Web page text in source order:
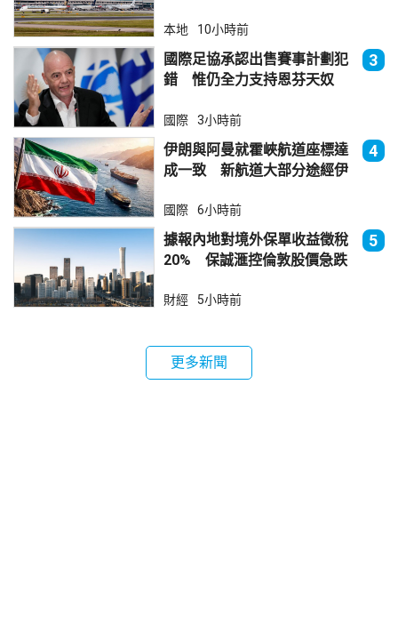
本地 10小時前
國際足協承認出售賽事計劃犯
錯 惟仍全力支持恩芬天奴
3
國際 3小時前
伊朗與阿曼就霍峽航道座標達
成一致 新航道大部分途經伊
4
國際 6小時前
據報內地對境外保單收益徵稅
20% 保誠滙控倫敦股價急跌
5
財經 5小時前
更多新聞